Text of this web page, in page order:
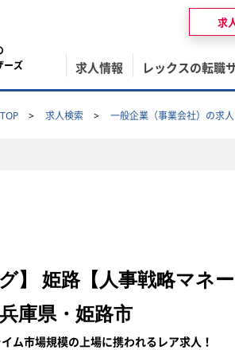
ーズ
求人情報 レックスの転職
求
求人検索 一般企業（事業会社）の求
】 姫路【人事戦略マネ
庫県・姫路市
ム市場規模の上場に携われるレア求人！